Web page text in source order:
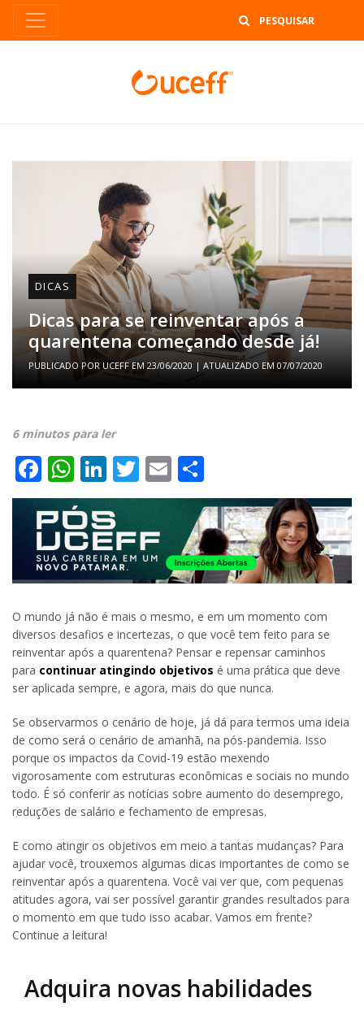
DICAS
Dicas para se reinventar após a
quarentena começando desde já!
PUBLICADO POR UCEFFEM23/06/2020 | ATUALIZADO EM 07/07/2020
6 minutos para ler
Facebook
WhatsApp
LinkedIn
Twitter
Email
O mundo já não é mais o mesmo, e em um momento com
diversos desafios e incertezas, o que você tem feito para se
reinventar após a quarentena? Pensar e repensar caminhos
para continuar atingindo objetivos é uma prática que deve
ser aplicada sempre, e agora, mais do que nunca.
Se observarmos o cenário de hoje, já dá para termos uma ideia
de como será o cenário de amanhã, na pós-pandemia. Isso
porque os impactos da Covid-19 estão mexendo
vigorosamente com estruturas econômicas e sociais no mundo
todo. É só conferir as notícias sobre aumento do desemprego,
reduções de salário e fechamento de empresas.
E como atingir os objetivos em meio a tantas mudanças? Para
ajudar você, trouxemos algumas dicas importantes de como se
reinventar após a quarentena. Você vai ver que, com pequenas
atitudes agora, vai ser possível garantir grandes resultados para
o momento em que tudo isso acabar. Vamos em frente?
Continue a leitura!
Adquira novas habilidades